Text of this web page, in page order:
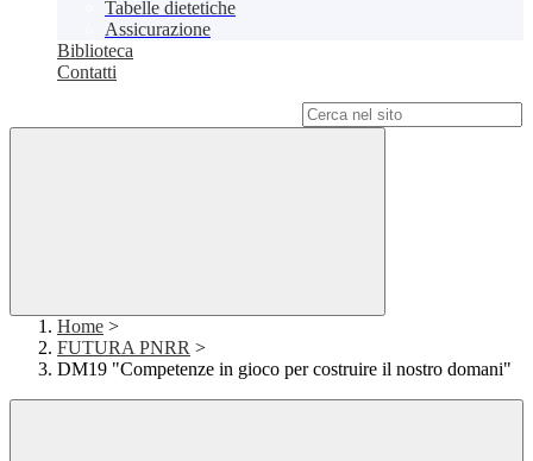
Tabelle dietetiche
Assicurazione
Biblioteca
Contatti
Home >
FUTURA PNRR >
DM19 "Competenze in gioco per costruire il nostro domani"